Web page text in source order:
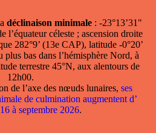
déclinaison minimale: -23°13’31"
l’équateur céleste ; ascension droite
282°9’ (13e CAP), latitude -0°20’
bas dans l’hémisphère Nord, à
terrestre 45°N, aux alentours de
12h00.
de l’axe des nœuds lunaires, ses
de culmination augmentent d’
à septembre 2026.